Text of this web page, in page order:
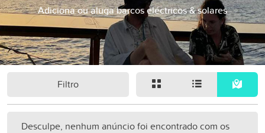
Adiciona ou aluga barcos eléctricos & solares
Filtro
Desculpe, nenhum anúncio foi encontrado com os